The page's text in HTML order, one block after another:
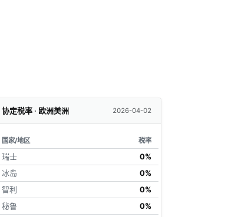
协定税率 · 欧洲美洲 2026-04-02
国家/地区 税率
瑞士
0%
冰岛
0%
智利
0%
秘鲁
0%